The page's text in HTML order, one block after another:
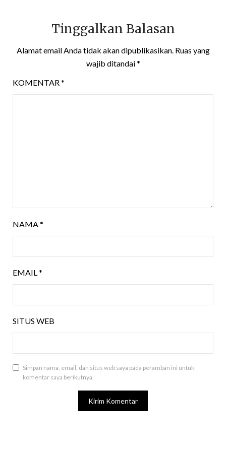
Tinggalkan Balasan
Alamat email Anda tidak akan dipublikasikan. Ruas yang
wajib ditandai*
KOMENTAR*
NAMA*
EMAIL*
SITUS WEB
Simpan nama, email, dan situs web saya pada peramban ini untuk
komentar saya berikutnya.